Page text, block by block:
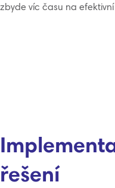
zbyde víc času na
řešení